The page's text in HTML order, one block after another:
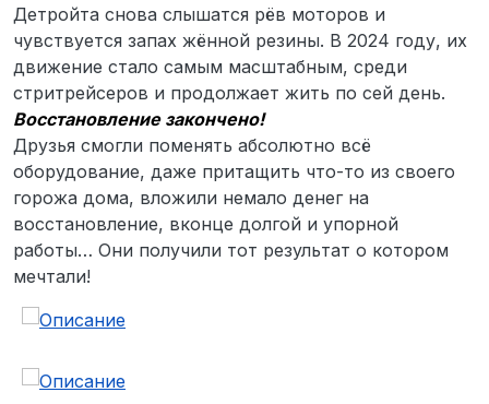
Детройта снова слышатся рёв моторов и
чувствуется запах жённой резины. В 2024 году, их
движение стало самым масштабным, среди
стритрейсеров и продолжает жить по сей день.
Восстановление закончено!
Друзья смогли поменять абсолютно всё
оборудование, даже притащить что-то из своего
горожа дома, вложили немало денег на
восстановление, вконце долгой и упорной
работы… Они получили тот результат о котором
мечтали!